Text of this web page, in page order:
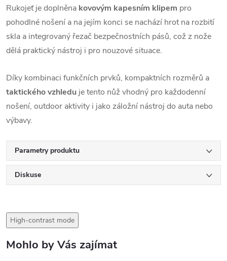
Rukojeť je doplněna kovovým kapesním klipem pro
pohodlné nošení a na jejím konci se nachází hrot na rozbití
skla a integrovaný řezač bezpečnostních pásů, což z nože
dělá praktický nástroj i pro nouzové situace.
Díky kombinaci funkčních prvků, kompaktních rozměrů a
taktického vzhledu je tento nůž vhodný pro každodenní
nošení, outdoor aktivity i jako záložní nástroj do auta nebo
výbavy.
Parametry produktu
Diskuse
High-contrast mode
Mohlo by Vás zajímat